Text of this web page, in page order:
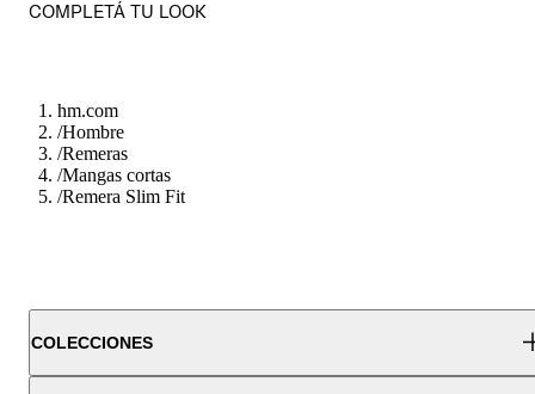
COMPLETÁ TU LOOK
hm.com
/Hombre
/Remeras
/Mangas cortas
/Remera Slim Fit
COLECCIONES